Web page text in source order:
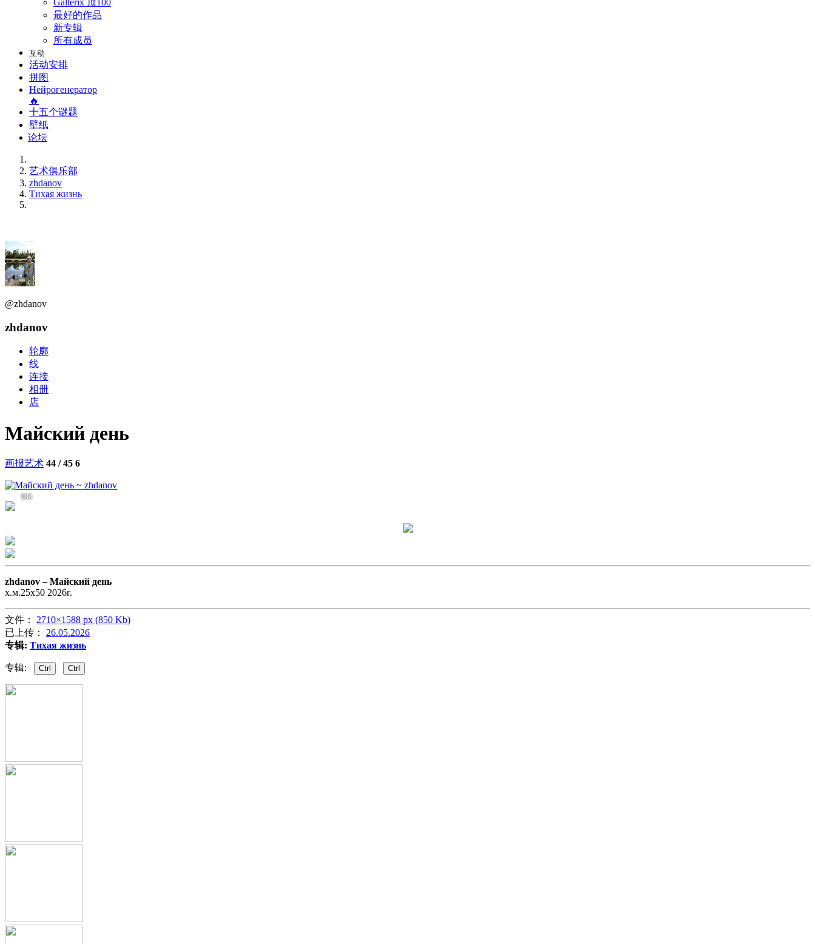
Gallerix 顶100
最好的作品
新专辑
所有成员
互动
活动安排
拼图
Нейрогенератор
🔥
十五个谜题
壁纸
论坛
艺术俱乐部
zhdanov
Тихая жизнь
@zhdanov
zhdanov
轮廓
线
连接
相册
店
Майский день
画报艺术 44 / 45 6
983
zhdanov –Майский день
х.м.25х50 2026г.
文件： 2710×1588 px (850 Kb)
已上传： 26.05.2026
专辑: Тихая жизнь
专辑: Ctrl Ctrl